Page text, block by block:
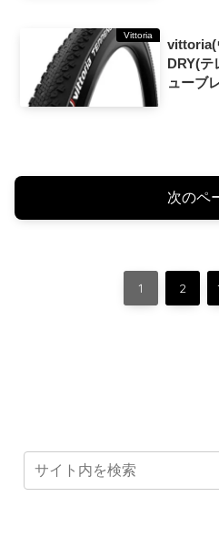
Vittoria
vittoria(
DRY(テ
ューブ
次のペ
1 2